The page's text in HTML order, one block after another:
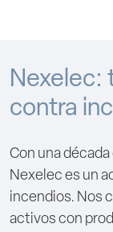
Nexelec:
contra
Con una
Nexelec es un
incendios. Nos
activos con